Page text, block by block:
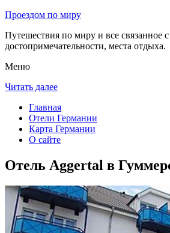
Проездом по миру
Путешествия по миру и все связанное
достопримечательности, места отдыха.
Меню
Читать далее
Главная
Отели Германии
Карта Германии
О сайте
Отель Aggertal в